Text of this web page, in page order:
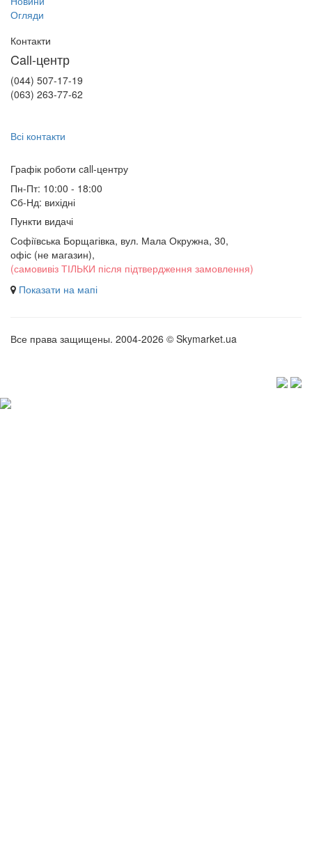
Огляди
Контакти
Call-центр
(044) 507-17-19
(063) 263-77-62
Всі контакти
Графік роботи сall-центру
Пн-Пт: 10:00 - 18:00
Сб-Нд: вихідні
Пункти видачі
Софіївська Борщагівка, вул. Мала Окружна, 30,
офіс (не магазин),
(самовивіз ТІЛЬКИ після підтвердження замовлення)
Показати на мапі
Все права защищены. 2004-2026 © Skymarket.ua